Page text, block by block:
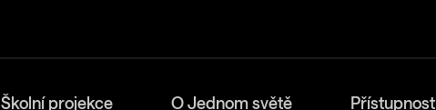
Školní projekce O Jednom světě Přístupnost